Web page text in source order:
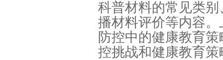
科普材料的常见类
播材料评价等内容
防控中的健康教育
控挑战和健康教育